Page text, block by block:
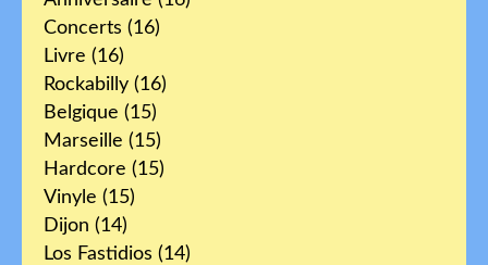
Concerts (16)
Livre (16)
Rockabilly (16)
Belgique (15)
Marseille (15)
Hardcore (15)
Vinyle (15)
Dijon (14)
Los Fastidios (14)